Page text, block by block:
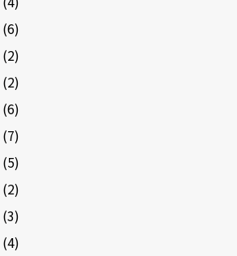
(6)
(2)
(2)
(6)
(7)
(5)
(2)
(3)
(4)